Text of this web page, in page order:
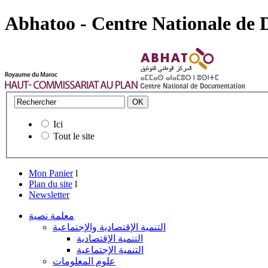
Abhatoo - Centre Nationale de
Ici
Tout le site
Mon Panier l
Plan du site l
Newsletter
معلمة نصية
التنمية الإقتصادية والإجتماعية
التنمية الإقتصادية
التنمية الإجتماعية
علوم المعلومات